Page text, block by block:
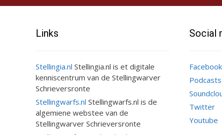
Links
Stellingia.nl Stellingia.nl is et digitale
kenniscentrum van de Stellingwarver
Schrieversronte
Stellingwarfs.nl Stellingwarfs.nl is de
algemiene webstee van de
Stellingwarver Schrieversronte
Social
Facebook
Podcasts
Twitter
Youtube